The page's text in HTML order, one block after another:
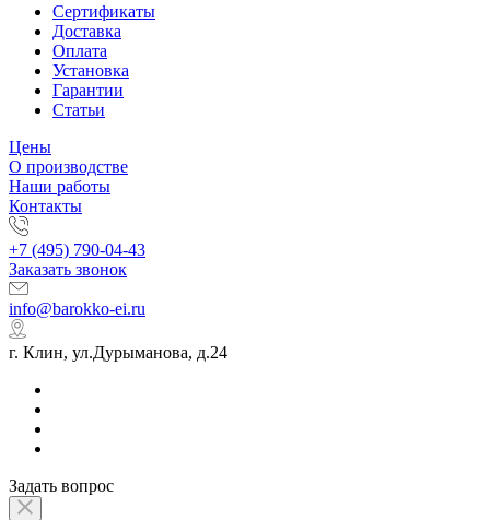
Сертификаты
Доставка
Оплата
Установка
Гарантии
Статьи
Цены
О производстве
Наши работы
Контакты
+7 (495) 790-04-43
Заказать звонок
info@barokko-ei.ru
г. Клин, ул.Дурыманова, д.24
Задать вопрос